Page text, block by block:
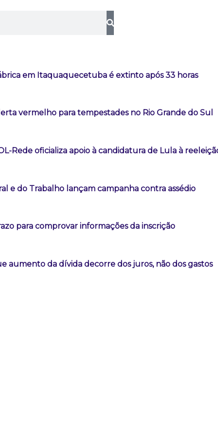
em Itaquaquecetuba é extinto após 33 horas
vermelho para tempestades no Rio Grande do Sul
Rede oficializa apoio à candidatura de Lula à
e do Trabalho lançam campanha contra assédio
para comprovar informações da inscrição
aumento da dívida decorre dos juros, não dos gastos